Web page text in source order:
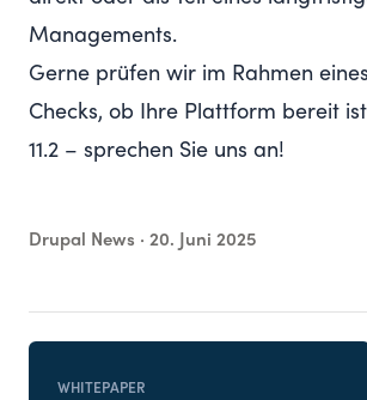
Managements.
Gerne prüfen wir im Rahmen
Checks, ob Ihre Plattform bereit
11.2 – sprechen Sie uns an!
Drupal News · 20. Juni 2025
WHITEPAPER